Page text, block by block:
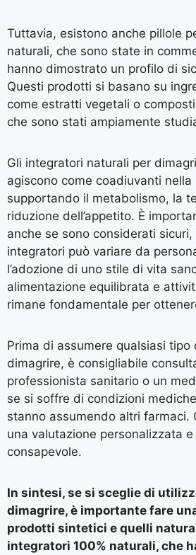
Tuttavia, esistono anche pillole
naturali, che sono state in
hanno dimostrato un profilo di
Questi prodotti si basano su
come estratti vegetali o
che sono stati ampiamente
Gli integratori naturali per
agiscono come coadiuvanti
supportando il metabolismo, la
riduzione dell’appetito. È
anche se sono considerati sicuri,
integratori può variare da
l’adozione di uno stile di vita
alimentazione equilibrata e
rimane fondamentale per
Prima di assumere qualsiasi tipo
dimagrire, è consigliabile
professionista sanitario o un
se si soffre di condizioni
stanno assumendo altri farmaci.
una valutazione personalizzata
consapevole.
In sintesi, se si sceglie di
dimagrire, è importante fare
prodotti sintetici e quelli
integratori 100% naturali, che